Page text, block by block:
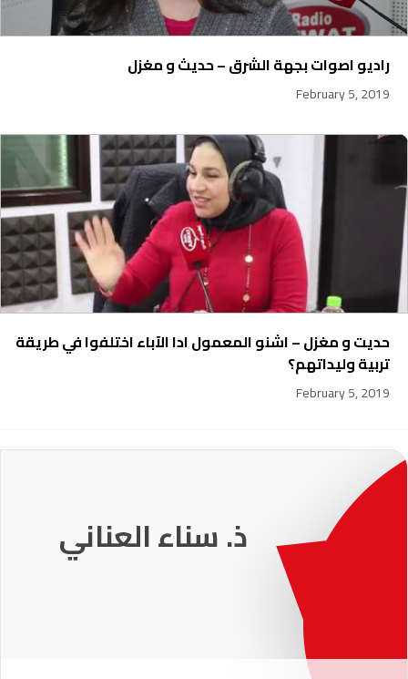
راديو اصوات بجهة الشرق – حديث و مغزل
February 5, 2019
حديت و مغزل – اشنو المعمول ادا الآباء اختلفوا في طريقة
تربية وليداتهم؟
February 5, 2019
ذ. عماد ميزاب